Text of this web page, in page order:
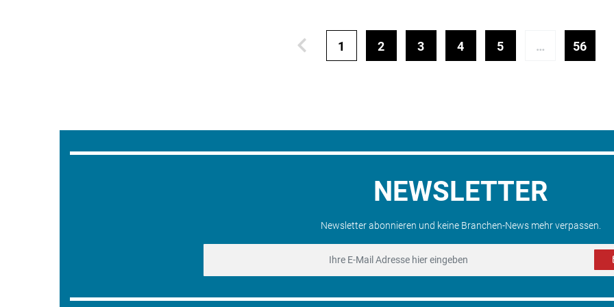
1 2 3 4 5 … 56
NEWSLETTER
Newsletter abonnieren und keine Branchen-News mehr verpassen.